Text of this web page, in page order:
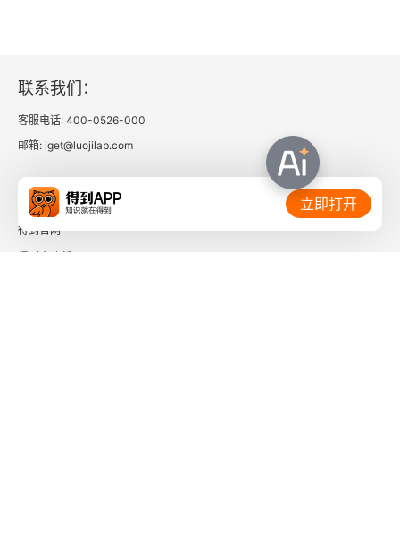
联系我们：
客服电话: 400-0526-000
邮箱: iget@luojilab.com
相关链接：
得到官网
立即打开